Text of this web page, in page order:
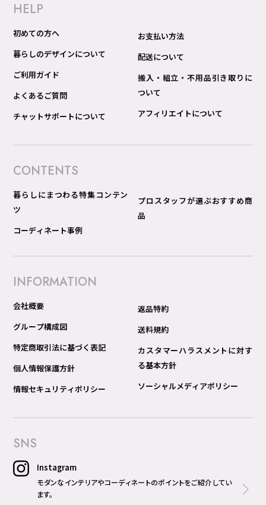
HELP
初めての方へ
暮らしのデザインについて
ご利用ガイド
よくあるご質問
チャットサポートについて
お支払い方法
配送について
搬入・組立・不用品引き取りに
ついて
アフィリエイトについて
CONTENTS
暮らしにまつわる特集コンテン
ツ
コーディネート事例
プロスタッフが選ぶおすすめ商
品
INFORMATION
会社概要
グループ構成図
特定商取引法に基づく表記
個人情報保護方針
情報セキュリティポリシー
返品特約
送料規約
カスタマーハラスメントに対す
る基本方針
ソーシャルメディアポリシー
SNS
Instagram
モダンなインテリアやコーディネートのポイントをご紹介してい
ます。